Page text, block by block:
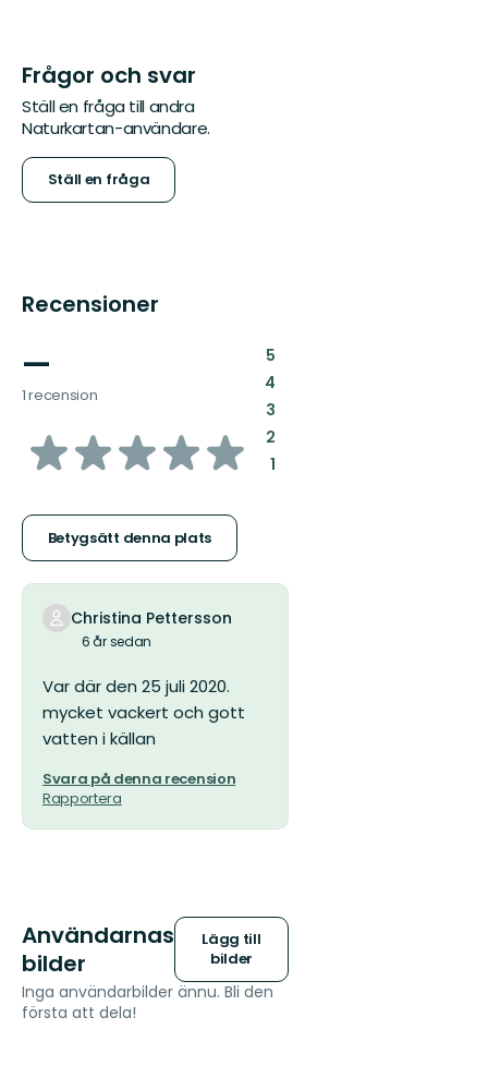
Frågor och svar
Ställ en fråga till andra
Naturkartan-användare.
Ställ en fråga
Recensioner
—
1 recension
av
stjärnor
Betygsätt denna plats
5:
4:
3:
2:
1:
Christina Pettersson
6 år sedan
Var där den 25 juli 2020.
mycket vackert och gott
vatten i källan
Svara på denna recension
Rapportera
Användarnas
bilder
Lägg till
bilder
Inga användarbilder ännu. Bli den
första att dela!